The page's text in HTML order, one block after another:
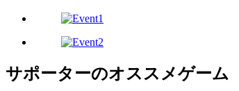
サポーターのオススメゲーム